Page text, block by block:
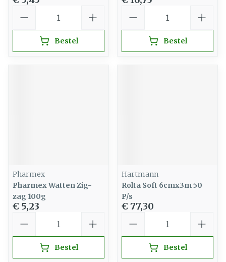
Bestel Bestel
Pharmex
Pharmex Watten Zig-
zag 100g
€ 5,23
Bestel
Hartmann
Rolta Soft 6cmx3m 50
P/s
€ 77,30
Bestel